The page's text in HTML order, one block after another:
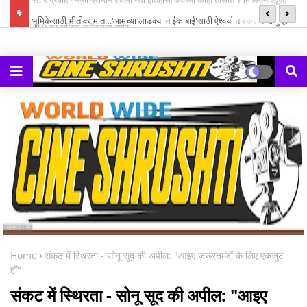
भूमिकेसाठी भीतीवर मात…‘आमच्या लाडक्या नाईक बाई'साठी ऐश्वर्या नारकर यांनी पुन्हा
Home
संकट में स्थिरता - सोनू सूद की अपील: "आइए ज़रूरतमंदों के लिए एकजुट
हों"
संकट में स्थिरता - सोनू सूद की अपील: "आइए